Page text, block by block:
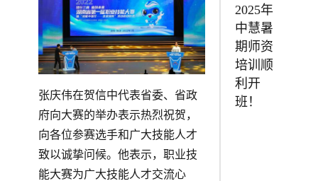
张庆伟在贺信中代表省委、省政
府向大赛的举办表示热烈祝贺，
向各位参赛选手和广大技能人才
致以诚挚问候。他表示，职业技
能大赛为广大技能人才交流心
2025年
中慧暑
期师资
培训顺
利开
班！